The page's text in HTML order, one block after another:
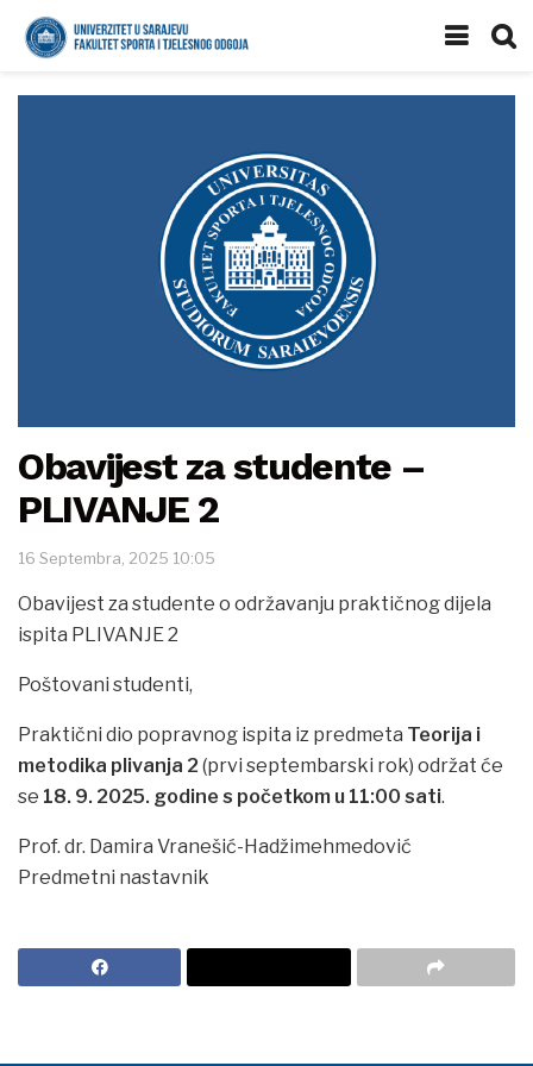
Obavijest za studente –
PLIVANJE 2
16 Septembra, 2025 10:05
Obavijest za studente o održavanju praktičnog dijela
ispita PLIVANJE 2
Poštovani studenti,
Praktični dio popravnog ispita iz predmeta Teorija i
metodika plivanja 2 (prvi septembarski rok) održat će
se 18. 9. 2025. godine s početkom u 11:00 sati.
Prof. dr. Damira Vranešić-Hadžimehmedović
Predmetni nastavnik